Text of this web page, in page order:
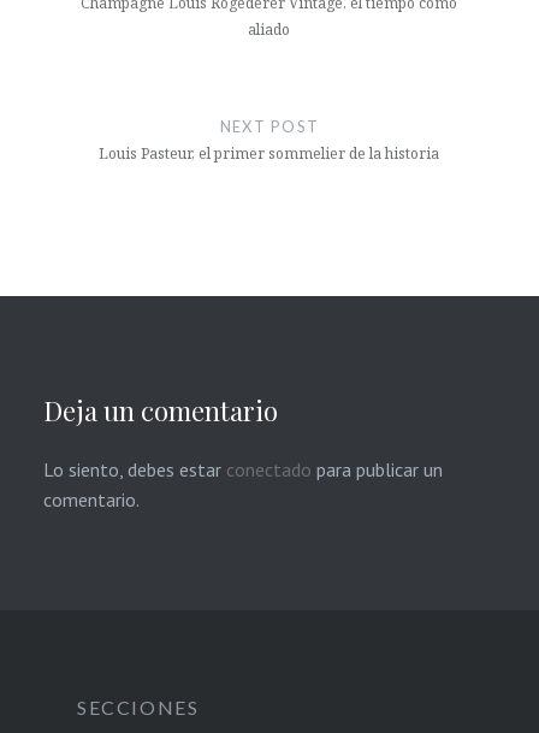
entradas
aliado
NEXT POST
Louis Pasteur, el primer sommelier de la historia
Deja un comentario
Lo siento, debes estar conectado para publicar un
comentario.
SECCIONES